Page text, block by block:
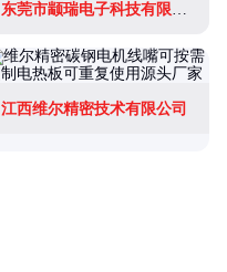
东莞市颛瑞电子科技有限公司
江西维尔精密技术有限公司